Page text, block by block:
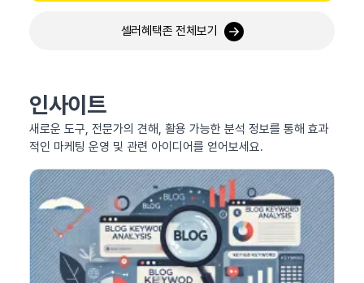
셀러혜택존 전체보기
인사이트
새로운 도구, 전문가의 견해, 활용 가능한 분석 정보를 통해 효과
적인 마케팅 운영 및 관련 아이디어를 얻어보세요.